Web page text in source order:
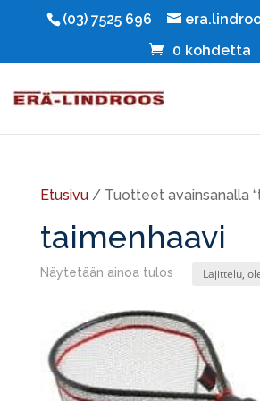
(03) 7525 696
0 kohdetta
Etusivu/ Tuotteet avainsanalla
taimenhaavi
Näytetään ainoa tulos